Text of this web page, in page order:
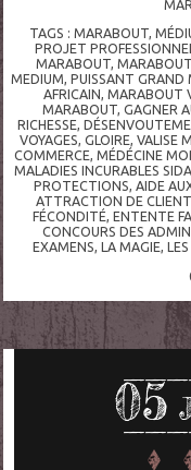
TAGS : MARABOUT,
PROJET PROFESSIONNEL
MARABOUT,
MEDIUM,PUISSANT
AFRICAIN,MARABOUT
MARABOUT, GAGNER
RICHESSE,
VOYAGES,GLOIRE,VALISE
COMMERCE,MÉDÉCINE
MALADIES INCURABLES
PROTECTIONS,AIDE
ATTRACTION DE
FÉCONDITÉ, ENTENTE
CONCOURS DES
EXAMENS, LA MAGIE,
05